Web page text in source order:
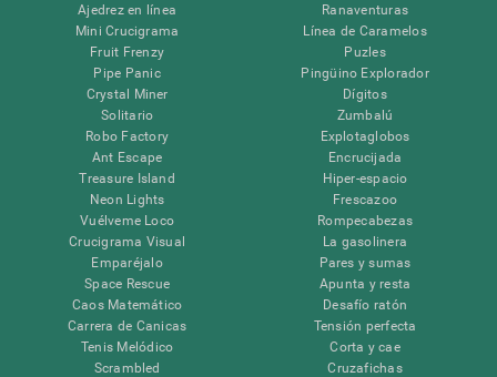
Ajedrez en línea
Mini Crucigrama
Fruit Frenzy
Pipe Panic
Crystal Miner
Solitario
Robo Factory
Ant Escape
Treasure Island
Neon Lights
Vuélveme Loco
Crucigrama Visual
Emparéjalo
Space Rescue
Caos Matemático
Carrera de Canicas
Tenis Melódico
Scrambled
Ranaventuras
Línea de Caramelos
Puzles
Pingüino Explorador
Dígitos
Zumbalú
Explotaglobos
Encrucijada
Hiper-espacio
Frescazoo
Rompecabezas
La gasolinera
Pares y sumas
Apunta y resta
Desafío ratón
Tensión perfecta
Corta y cae
Cruzafichas